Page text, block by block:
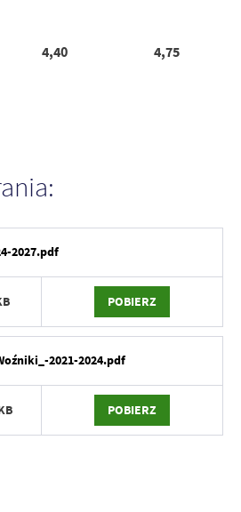
4,40 4,75
2027.pdf
POBIERZ
2021-2024.pdf
POBIERZ